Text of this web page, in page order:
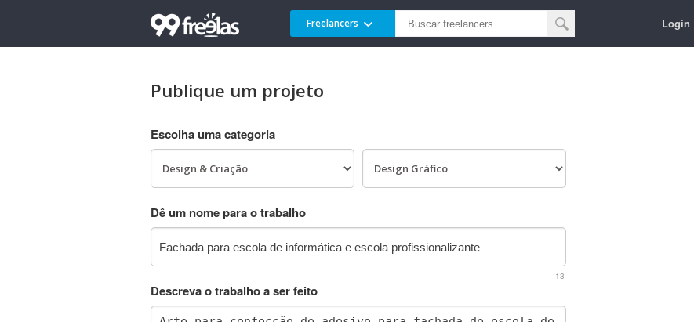
Freelancers Login
Publique um projeto
Escolha uma categoria
Dê um nome para o trabalho
13
Descreva o trabalho a ser feito